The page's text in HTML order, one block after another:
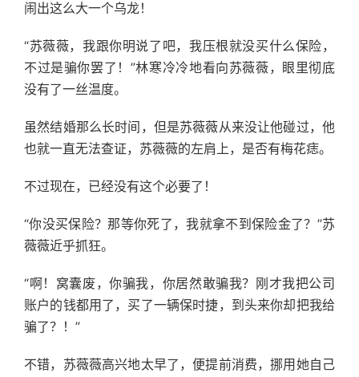
闹出这么大一个乌龙！
“苏薇薇，我跟你明说了吧，我压根就没买什么保险，
不过是骗你罢了！”林寒冷冷地看向苏薇薇，眼里彻底
没有了一丝温度。
虽然结婚那么长时间，但是苏薇薇从来没让他碰过，他
也就一直无法查证，苏薇薇的左肩上，是否有梅花痣。
不过现在，已经没有这个必要了！
“你没买保险？那等你死了，我就拿不到保险金了？”苏
薇薇近乎抓狂。
“啊！窝囊废，你骗我，你居然敢骗我？刚才我把公司
账户的钱都用了，买了一辆保时捷，到头来你却把我给
骗了？！”
不错，苏薇薇高兴地太早了，便提前消费，挪用她自己